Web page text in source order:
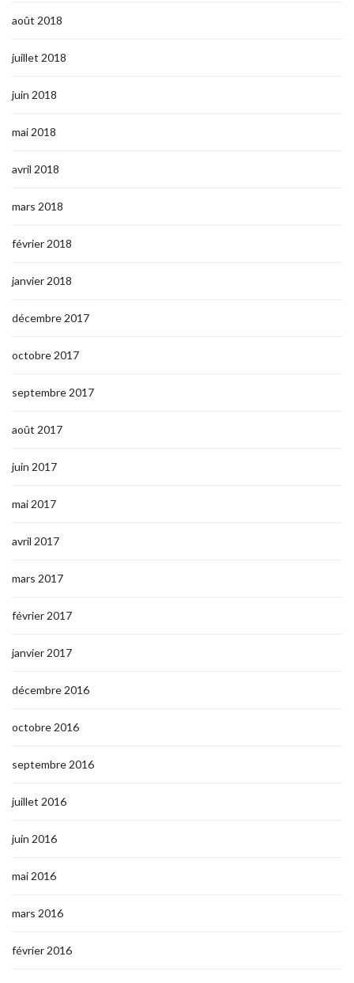
août 2018
juillet 2018
juin 2018
mai 2018
avril 2018
mars 2018
février 2018
janvier 2018
décembre 2017
octobre 2017
septembre 2017
août 2017
juin 2017
mai 2017
avril 2017
mars 2017
février 2017
janvier 2017
décembre 2016
octobre 2016
septembre 2016
juillet 2016
juin 2016
mai 2016
mars 2016
février 2016